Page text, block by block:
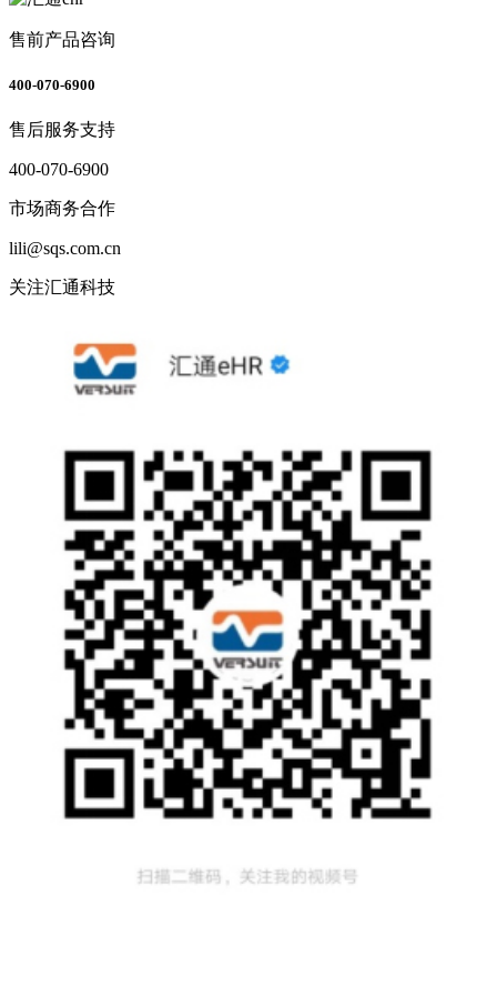
售前产品咨询
400-070-6900
售后服务支持
400-070-6900
市场商务合作
lili@sqs.com.cn
关注汇通科技